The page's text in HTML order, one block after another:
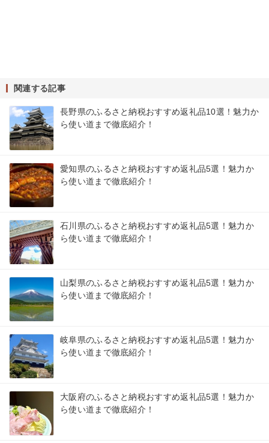
関連する記事
長野県のふるさと納税おすすめ返礼品10選！魅力か
ら使い道まで徹底紹介！
愛知県のふるさと納税おすすめ返礼品5選！魅力か
ら使い道まで徹底紹介！
石川県のふるさと納税おすすめ返礼品5選！魅力か
ら使い道まで徹底紹介！
山梨県のふるさと納税おすすめ返礼品5選！魅力か
ら使い道まで徹底紹介！
岐阜県のふるさと納税おすすめ返礼品5選！魅力か
ら使い道まで徹底紹介！
大阪府のふるさと納税おすすめ返礼品5選！魅力か
ら使い道まで徹底紹介！